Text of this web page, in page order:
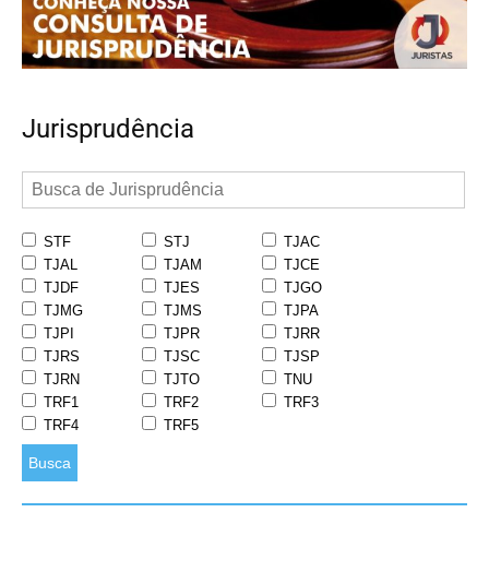
Jurisprudência
STF STJ
TJAC
TJAL
TJAM
TJCE
TJDF
TJES
TJGO
TJMG
TJMS
TJPA
TJPI
TJPR
TJRR
TJRS
TJSC
TJSP
TJRN
TJTO
TNU
TRF1
TRF2
TRF3
TRF4
TRF5
Busca